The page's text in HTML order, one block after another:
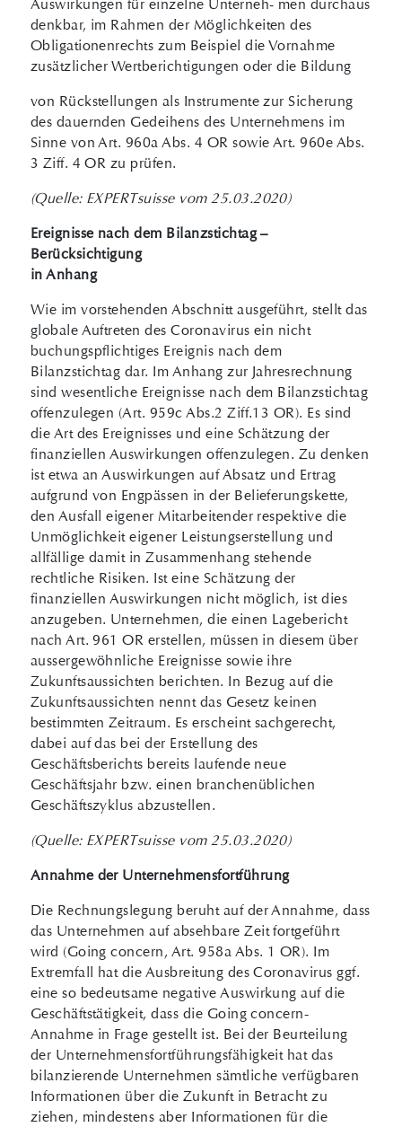
Auswirkungen für einzelne Unterneh- men durchaus
denkbar, im Rahmen der Möglichkeiten des
Obligationenrechts zum Beispiel die Vornahme
zusätzlicher Wertberichtigungen oder die Bildung
von Rückstellungen als Instrumente zur Sicherung
des dauernden Gedeihens des Unternehmens im
Sinne von Art. 960a Abs. 4 OR sowie Art. 960e Abs.
3 Ziff. 4 OR zu prüfen.
(Quelle: EXPERTsuisse vom 25.03.2020)
Ereignisse nach dem Bilanzstichtag –
Berücksichtigung
in Anhang
Wie im vorstehenden Abschnitt ausgeführt, stellt das
globale Auftreten des Coronavirus ein nicht
buchungspflichtiges Ereignis nach dem
Bilanzstichtag dar. Im Anhang zur Jahresrechnung
sind wesentliche Ereignisse nach dem Bilanzstichtag
offenzulegen (Art. 959c Abs.2 Ziff.13 OR). Es sind
die Art des Ereignisses und eine Schätzung der
finanziellen Auswirkungen offenzulegen. Zu denken
ist etwa an Auswirkungen auf Absatz und Ertrag
aufgrund von Engpässen in der Belieferungskette,
den Ausfall eigener Mitarbeitender respektive die
Unmöglichkeit eigener Leistungserstellung und
allfällige damit in Zusammenhang stehende
rechtliche Risiken. Ist eine Schätzung der
finanziellen Auswirkungen nicht möglich, ist dies
anzugeben. Unternehmen, die einen Lagebericht
nach Art. 961 OR erstellen, müssen in diesem über
aussergewöhnliche Ereignisse sowie ihre
Zukunftsaussichten berichten. In Bezug auf die
Zukunftsaussichten nennt das Gesetz keinen
bestimmten Zeitraum. Es erscheint sachgerecht,
dabei auf das bei der Erstellung des
Geschäftsberichts bereits laufende neue
Geschäftsjahr bzw. einen branchenüblichen
Geschäftszyklus abzustellen.
(Quelle: EXPERTsuisse vom 25.03.2020)
Annahme der Unternehmensfortführung
Die Rechnungslegung beruht auf der Annahme, dass
das Unternehmen auf absehbare Zeit fortgeführt
wird (Going concern, Art. 958a Abs. 1 OR). Im
Extremfall hat die Ausbreitung des Coronavirus ggf.
eine so bedeutsame negative Auswirkung auf die
Geschäftstätigkeit, dass die Going concern-
Annahme in Frage gestellt ist. Bei der Beurteilung
der Unternehmensfortführungsfähigkeit hat das
bilanzierende Unternehmen sämtliche verfügbaren
Informationen über die Zukunft in Betracht zu
ziehen, mindestens aber Informationen für die